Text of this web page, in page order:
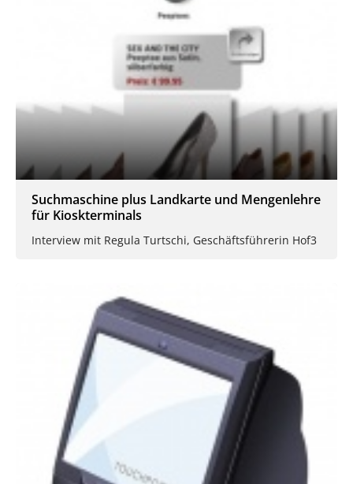
Suchmaschine plus Landkarte und Mengenlehre
für Kioskterminals
Interview mit Regula Turtschi, Geschäftsführerin Hof3